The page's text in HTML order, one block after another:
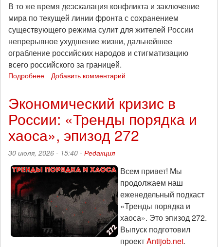
В то же время деэскалация конфликта и заключение
мира по текущей линии фронта с сохранением
существующего режима сулит для жителей России
непрерывное ухудшение жизни, дальнейшее
ограбление российских народов и стигматизацию
всего российского за границей.
Подробнее
войны
сослагательное
рассмотрение
недавних
событий
Добавить комментарий
Экономический кризис в
России: «Тренды порядка и
хаоса», эпизод 272
30 июля, 2026 - 15:40 - Редакция
Всем привет! Мы
продолжаем наш
еженедельный подкаст
«Тренды порядка и
хаоса». Это эпизод 272.
Выпуск подготовил
проектAntijob.net.